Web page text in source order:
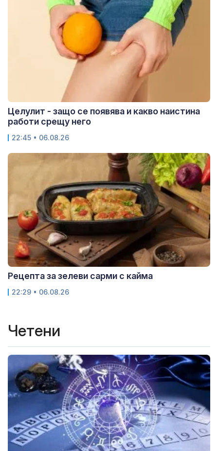
Целулит - защо се появява и какво наистина
работи срещу него
22:45 • 06.08.26
Рецепта за зелеви сарми с кайма
22:29 • 06.08.26
Четени